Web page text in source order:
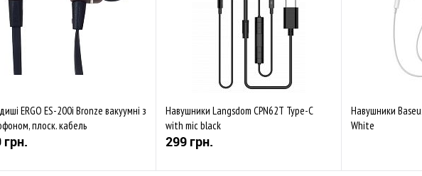
ERGO ES-200i Bronze вакуумні з
плоск. кабель
грн.
Навушники Langsdom CPN62T Type-C
with mic black
299 грн.
Навушники
White